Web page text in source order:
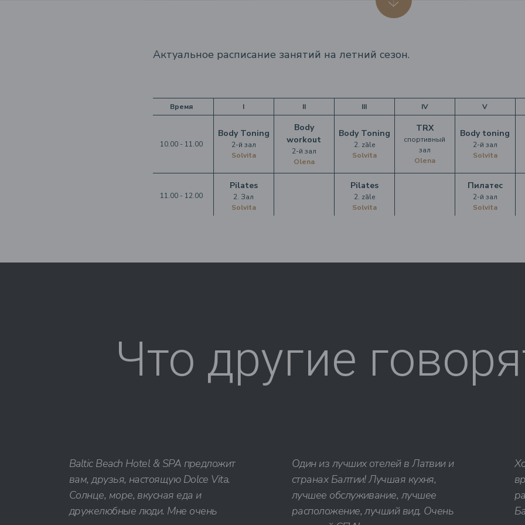
Актуальное расписание занятий на летний сезон.
Время I II III IV V
10.00 - 11.00
Body Toning
2-й зал
Solvita
Body
workout
2-й зал
Olena
Body Toning
2. zāle
Solvita
TRX
спортивный
зал
Olena
Body toning
2-й зал
Solvita
11.00 - 12.00
Pilates
2. Зал
Solvita
Pilates
2. zāle
Solvita
Пилатес
2-й зал
Solvita
Что другие
Baltic Beach Hotel & SPA предложит
вам, друзья, настоящую Dolce Vita.
Солнце, море, вкусная еда и
дружелюбные люди. Мне очень
Один из лучших отелей в Латвии и
странах Балтии! Лучшая кухня,
лучшее обслуживание, лучшее
расположение, лучший вид. Очень